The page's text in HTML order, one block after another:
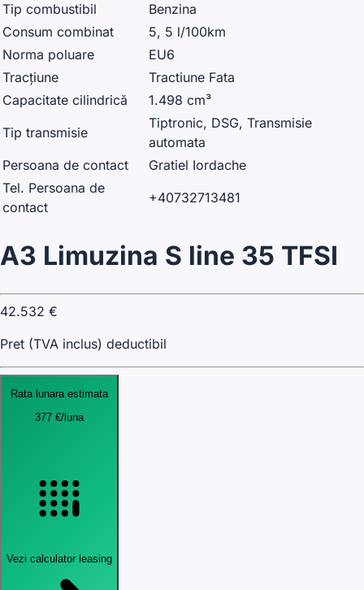
Tip combustibil
Benzina
Consum combinat
5, 5 l/100km
Norma poluare
EU6
Tracțiune
Tractiune Fata
Capacitate cilindrică
1.498 cm³
Tip transmisie
Tiptronic, DSG, Transmisie
automata
Persoana de contact
Gratiel Iordache
Tel. Persoana de
contact
+40732713481
A3 Limuzina S line 35 TFSI
42.532 €
Pret (TVA inclus) deductibil
Rata lunara estimata
377 €/luna
Vezi calculator leasing